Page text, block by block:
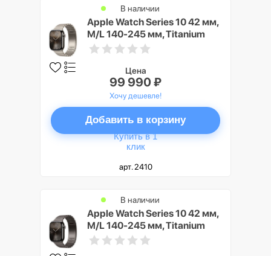
Apple Watch Series 10 42 мм,
M/L 140-245 мм, Titanium
Case GPS+Cellular, Natural
В наличии
Цена
99 990 ₽
Хочу дешевле!
Добавить в корзину
Купить в 1
клик
арт. 2410
Apple Watch Series 10 42 мм,
M/L 140-245 мм, Titanium
Case GPS+Cellular, Slate
В наличии